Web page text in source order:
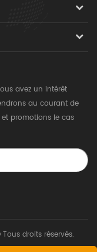
avez un intérêt
au courant de
promotions le cas
Tous droits réservés.